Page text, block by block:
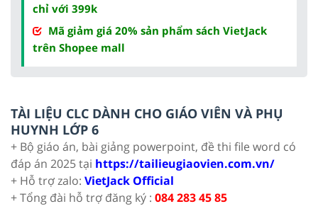
chỉ với 399k
Mã giảm giá 20% sản phẩm sách VietJack
trên Shopee mall
TÀI LIỆU CLC DÀNH CHO GIÁO VIÊN VÀ PHỤ
HUYNH LỚP 6
+ Bộ giáo án, bài giảng powerpoint, đề thi file word có
đáp án 2025 tại https://tailieugiaovien.com.vn/
+ Hỗ trợ zalo: VietJack Official
+ Tổng đài hỗ trợ đăng ký : 084 283 45 85